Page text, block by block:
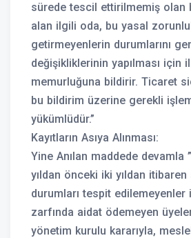
sürede tescil ettirilmemiş olan
alan ilgili oda, bu yasal
getirmeyenlerin durumlarını
değişikliklerinin yapılması için
memurluğuna bildirir. Ticaret
bu bildirim üzerine gerekli
yükümlüdür.”
Kayıtların Asıya Alınması:
Yine Anılan maddede devamla
yıldan önceki iki yıldan
durumları tespit edilemeyenler
zarfında aidat ödemeyen
yönetim kurulu kararıyla,